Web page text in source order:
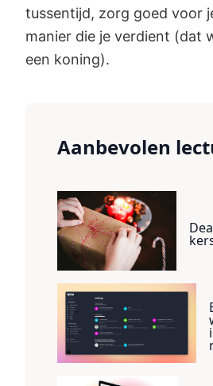
tussentijd, zorg goed voor
manier die je verdient (dat
een koning).
Aanbevolen